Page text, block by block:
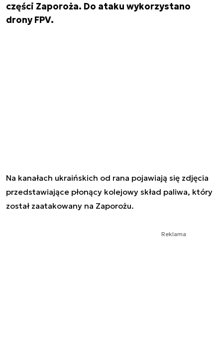
części Zaporoża. Do ataku wykorzystano
drony FPV.
Na kanałach ukraińskich od rana pojawiają się zdjęcia
przedstawiające płonący kolejowy skład paliwa, który
został zaatakowany na Zaporożu.
Reklama